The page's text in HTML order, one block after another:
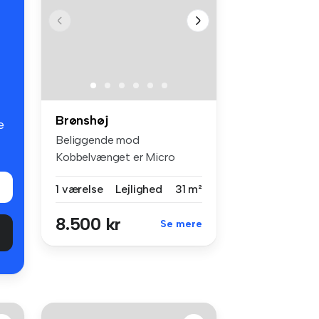
Brønshøj
Beliggende mod
Kobbelvænget er Micro
1 værelse
Lejlighed 31 m²
8.500 kr Se mere